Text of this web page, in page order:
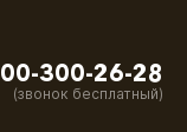
300-26-28
(звонок бесплатный)